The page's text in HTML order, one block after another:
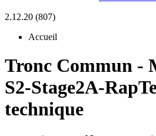
2.12.20 (807)
Accueil
Tronc Commun -
S2-Stage2A-
technique